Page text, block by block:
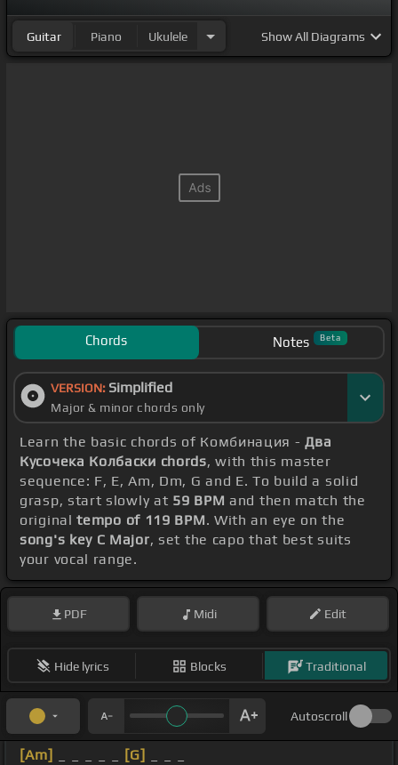
Guitar Piano Ukulele ShowAll Diagrams
Chords Notes Beta
VERSION: Simplified
Major & minor chords only
Learn the basic chords of Комбинация -Два
Кусочека Колбаски chords, with this master
sequence: F, E, Am, Dm, G and E. To build a solid
grasp, start slowly at 59 BPM and then match the
originaltempo of 119 BPM. With an eye on the
song's key C Major, set the capo that best suits
your vocal range.
PDF Midi Edit
Hide lyrics Blocks Traditional
Autoscroll
[Am] [G]